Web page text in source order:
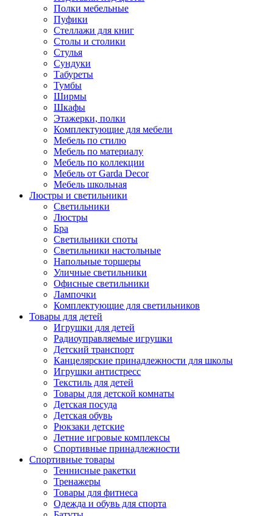
Полки мебельные
Пуфики
Стеллажи для книг
Столы и столики
Стулья
Сундуки
Табуреты
Тумбы
Ширмы
Шкафы
Этажерки, полки
Комплектующие для мебели
Мебель по стилю
Мебель по материалу
Мебель по коллекции
Мебель от Garda Decor
Мебель школьная
Люстры и светильники
Светильники
Люстры
Бра
Светильники споты
Светильники настольные
Напольные торшеры
Уличные светильники
Офисные светильники
Лампочки
Комплектующие для светильников
Товары для детей
Игрушки для детей
Радиоуправляемые игрушки
Детский транспорт
Канцелярские принадлежности для школы
Игрушки антистресс
Текстиль для детей
Товары для детской комнаты
Детская посуда
Детская обувь
Рюкзаки детские
Летние игровые комплексы
Спортивные принадлежности
Спортивные товары
Теннисные ракетки
Тренажеры
Товары для фитнеса
Одежда и обувь для спорта